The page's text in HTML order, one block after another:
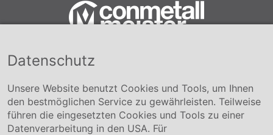
Conmetall Meister GmbH
+49 5141-180
info@conmetallmeister.de
www.conmetallmeister.de
Unternehmen
Datenschutz
Unsere Website benutzt Cookies und Tools, um Ihnen
den bestmöglichen Service zu gewährleisten. Teilweise
führen die eingesetzten Cookies und Tools zu einer
Datenverarbeitung in den USA. Für